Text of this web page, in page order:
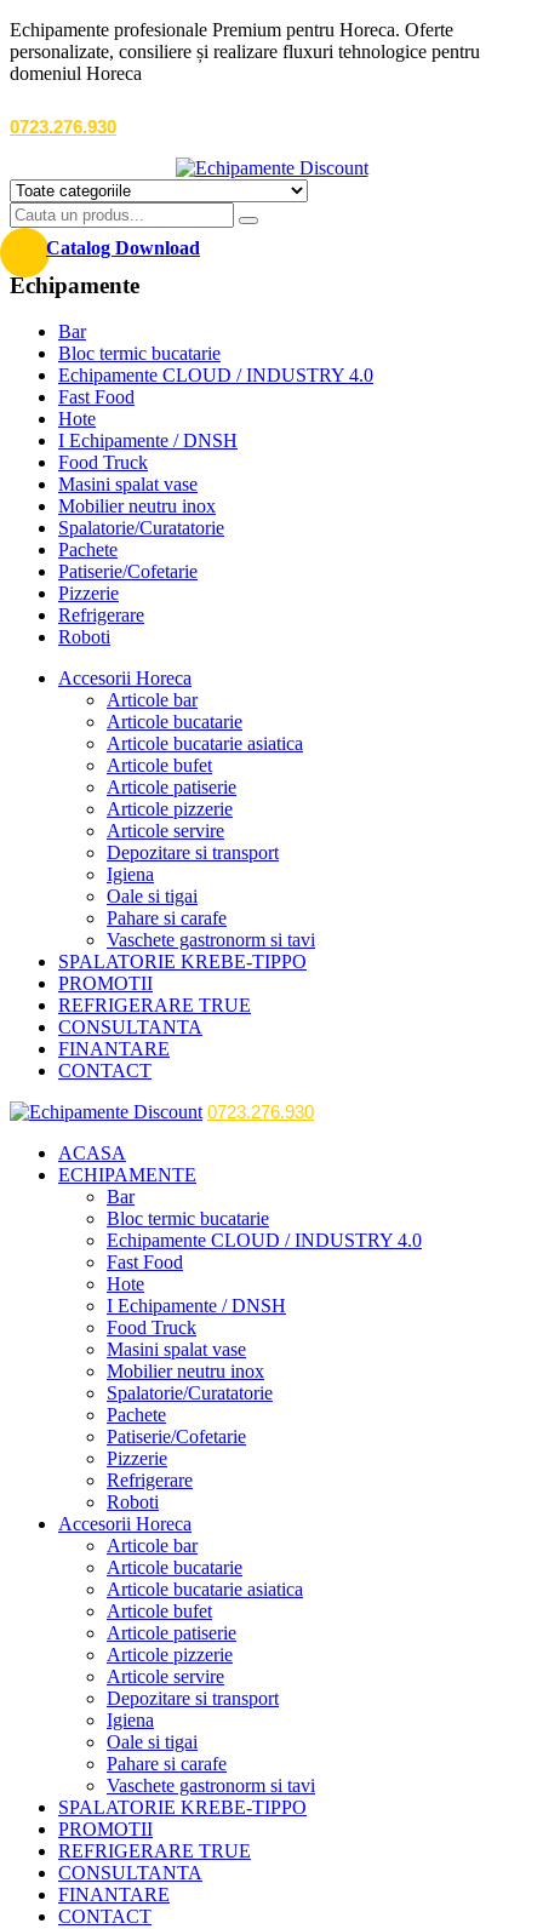
Echipamente profesionale Premium pentru Horeca. Oferte
personalizate, consiliere și realizare fluxuri tehnologice pentru
domeniul Horeca
0723.276.930
Catalog Download
Echipamente
Bar
Bloc termic bucatarie
Echipamente CLOUD / INDUSTRY 4.0
Fast Food
Hote
I Echipamente / DNSH
Food Truck
Masini spalat vase
Mobilier neutru inox
Spalatorie/Curatatorie
Pachete
Patiserie/Cofetarie
Pizzerie
Refrigerare
Roboti
Accesorii Horeca
Articole bar
Articole bucatarie
Articole bucatarie asiatica
Articole bufet
Articole patiserie
Articole pizzerie
Articole servire
Depozitare si transport
Igiena
Oale si tigai
Pahare si carafe
Vaschete gastronorm si tavi
SPALATORIE KREBE-TIPPO
PROMOTII
REFRIGERARE TRUE
CONSULTANTA
FINANTARE
CONTACT
0723.276.930
ACASA
ECHIPAMENTE
Bar
Bloc termic bucatarie
Echipamente CLOUD / INDUSTRY 4.0
Fast Food
Hote
I Echipamente / DNSH
Food Truck
Masini spalat vase
Mobilier neutru inox
Spalatorie/Curatatorie
Pachete
Patiserie/Cofetarie
Pizzerie
Refrigerare
Roboti
Accesorii Horeca
Articole bar
Articole bucatarie
Articole bucatarie asiatica
Articole bufet
Articole patiserie
Articole pizzerie
Articole servire
Depozitare si transport
Igiena
Oale si tigai
Pahare si carafe
Vaschete gastronorm si tavi
SPALATORIE KREBE-TIPPO
PROMOTII
REFRIGERARE TRUE
CONSULTANTA
FINANTARE
CONTACT